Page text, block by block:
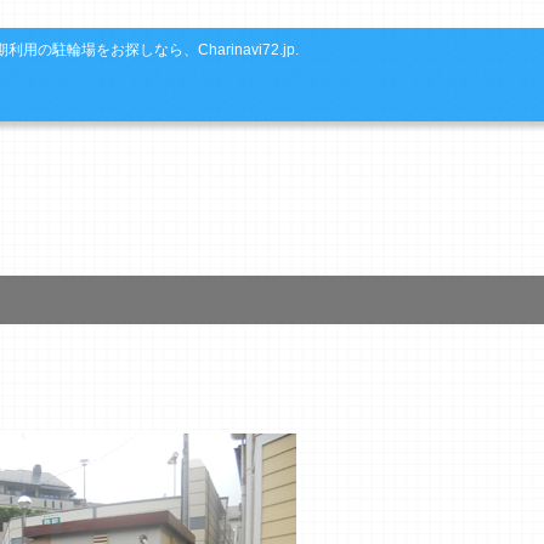
利用の駐輪場をお探しなら、Charinavi72.jp.